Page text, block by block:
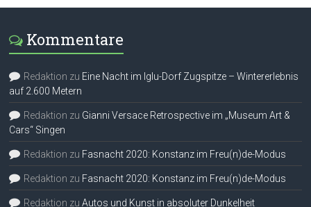
Kommentare
Redaktion zu Eine Nacht im Iglu-Dorf Zugspitze – Wintererlebnis
auf 2.600 Metern
Redaktion zu Gianni Versace Retrospective im „Museum Art &
Cars“ Singen
Redaktion zu Fasnacht 2020: Konstanz im Freu(n)de-Modus
Redaktion zu Fasnacht 2020: Konstanz im Freu(n)de-Modus
Redaktion zuAutos und Kunst in absoluter Dunkelheit